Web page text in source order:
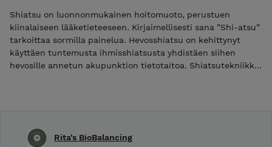
Shiatsu on luonnonmukainen hoitomuoto, perustuen
kiinalaiseen lääketieteeseen. Kirjaimellisesti sana ”Shi-atsu”
tarkoittaa sormilla painelua. Hevosshiatsu on kehittynyt
käyttäen tuntemusta ihmisshiatsusta yhdistäen siihen
hevosille annetun akupunktion tietotaitoa. Shiatsutekniikka
Rita's BioBalancing